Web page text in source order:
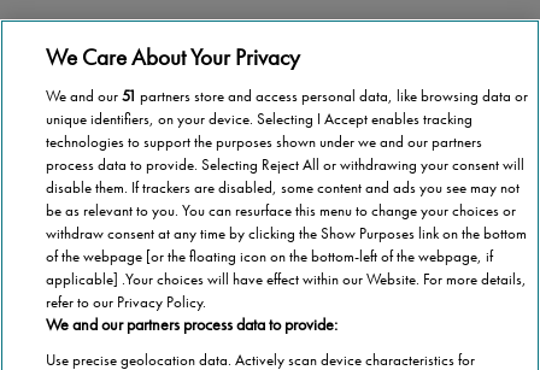
«
Precedente
Successivo
»
We Care About Your Privacy
We and our51 partners store and access personal data, like browsing data or
unique identifiers, on your device. Selecting I Accept enables tracking
technologies to support the purposes shown under we and our partners
process data to provide. Selecting Reject All or withdrawing your consent will
disable them. If trackers are disabled, some content and ads you see may not
be as relevant to you. You can resurface this menu to change your choices or
withdraw consent at any time by clicking the Show Purposes link on the bottom
of the webpage [or the floating icon on the bottom-left of the webpage, if
applicable] .Your choices will have effect within our Website. For more details,
refer to our Privacy Policy.
We and our partners process data to provide:
Use precise geolocation data. Actively scan device characteristics for